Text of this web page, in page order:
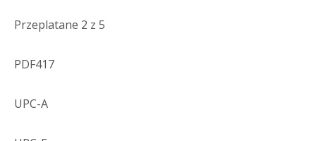
Przeplatane 2 z 5
PDF417
UPC-A